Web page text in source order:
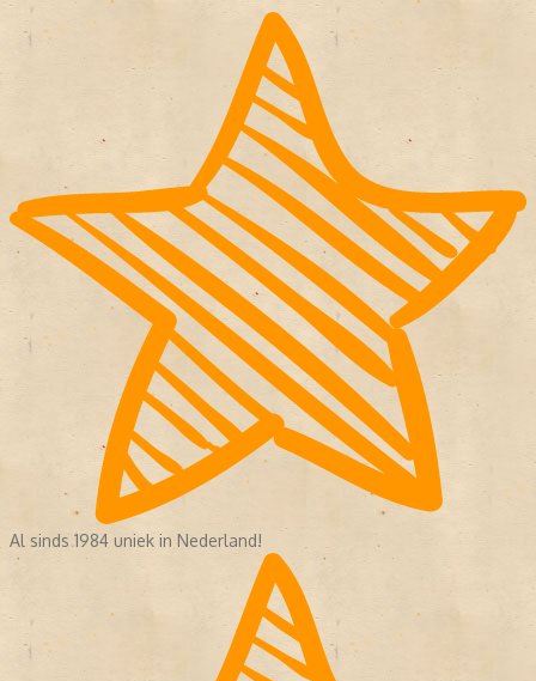
Al sinds 1984 uniek in Nederland!